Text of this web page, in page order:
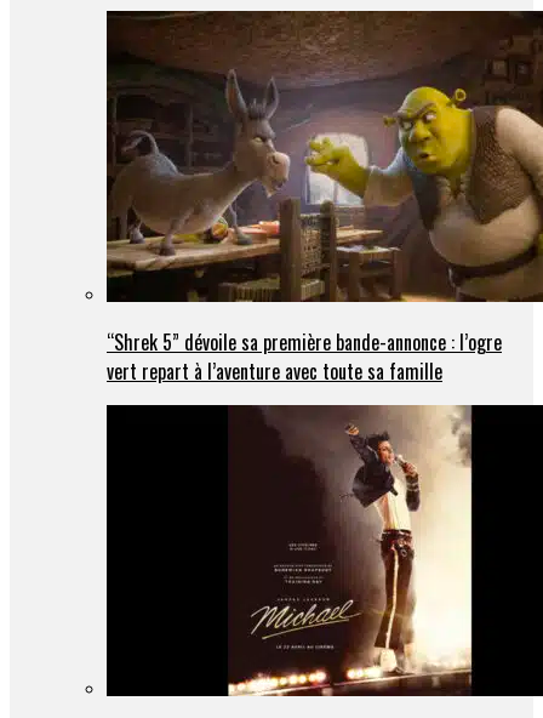
“Shrek 5” dévoile sa première bande-annonce : l’ogre
vert repart à l’aventure avec toute sa famille